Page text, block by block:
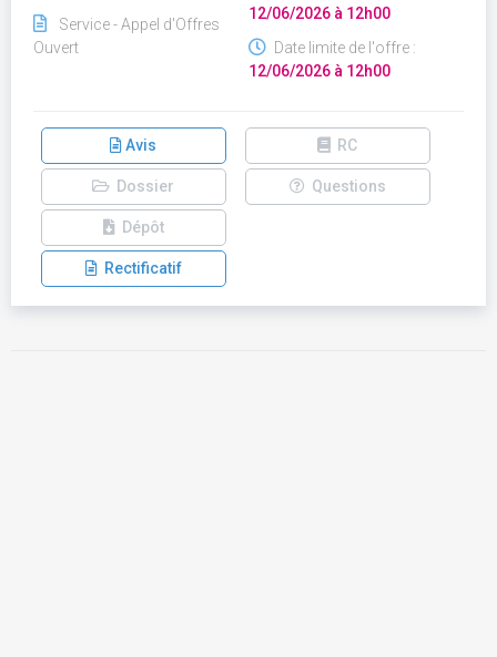
Service - Appel d'Offres
Ouvert
12/06/2026 à 12h00
Date limite de l'offre :
12/06/2026 à 12h00
Avis RC
Dossier Questions
Dépôt
Rectificatif